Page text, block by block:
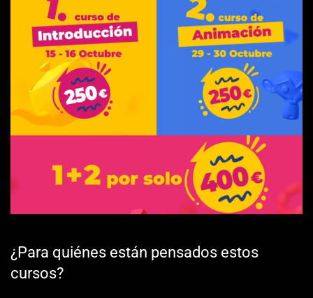
¿Para quiénes están pensados estos
cursos?